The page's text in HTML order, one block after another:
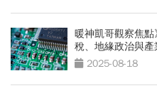
暖神凱哥觀察焦
稅、地緣政治與
2025-08-18